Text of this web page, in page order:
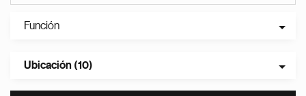
Función
Ubicación (10)